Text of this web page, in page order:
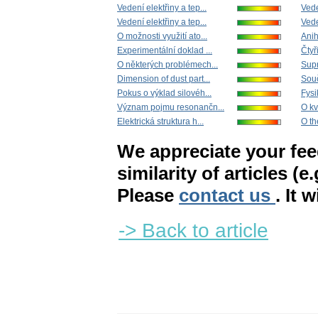
Vedení elektřiny a tep...
Vedení elektřiny a tep...
O možnosti využití ato...
Experimentální doklad ...
O některých problémech...
Dimension of dust part...
Pokus o výklad silovéh...
Význam pojmu resonančn...
Elektrická struktura h...
O
O
We appreciate your
similarity of articles
Please contact us . It
-> Back to article